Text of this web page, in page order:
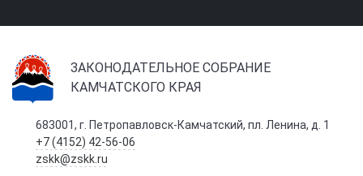
ЗАКОНОДАТЕЛЬНОЕ СОБРАНИЕ
КАМЧАТСКОГО КРАЯ
683001, г. Петропавловск-Камчатский, пл. Ленина, д. 1
+7 (4152) 42-56-06
zskk@zskk.ru